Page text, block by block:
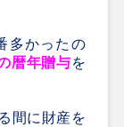
多かったの
暦年贈与を
間に財産を